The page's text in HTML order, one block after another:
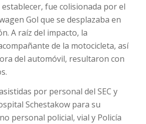
fue colisionada por el
Gol que se desplazaba en
A raíz del impacto, la
de la motocicleta, así
del automóvil, resultaron con
por personal del SEC y
Schestakow para su
personal policial, vial y Policía